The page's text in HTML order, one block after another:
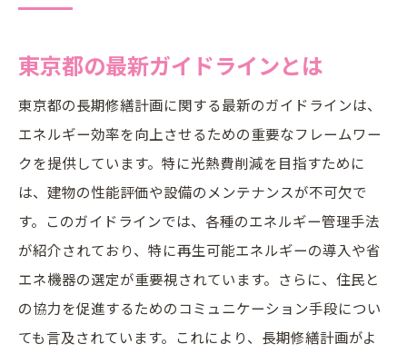
東京都の最新ガイドラインとは
東京都の長期修繕計画に関する最新のガイドラインは、
エネルギー効率を向上させるための重要なフレームワー
クを提供しています。特に光熱費削減を目指すために
は、建物の性能評価や設備のメンテナンスが不可欠で
す。このガイドラインでは、各種のエネルギー管理手法
が紹介されており、特に再生可能エネルギーの導入や省
エネ機器の選定が重要視されています。さらに、住民と
の協力を促進するためのコミュニケーション手段につい
ても言及されています。これにより、長期修繕計画がよ